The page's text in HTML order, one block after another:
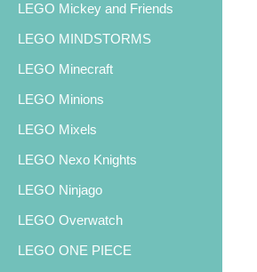
LEGO Mickey and Friends
LEGO MINDSTORMS
LEGO Minecraft
LEGO Minions
LEGO Mixels
LEGO Nexo Knights
LEGO Ninjago
LEGO Overwatch
LEGO ONE PIECE